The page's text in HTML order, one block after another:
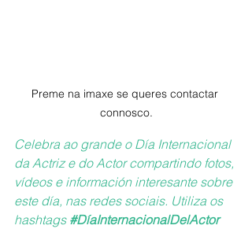
Preme na imaxe se queres contactar
connosco.
Celebra ao grande o Día Internacional
da Actriz e do Actor compartindo fotos,
vídeos e información interesante sobre
este día, nas redes sociais. Utiliza os
hashtags #DíaInternacionalDelActor